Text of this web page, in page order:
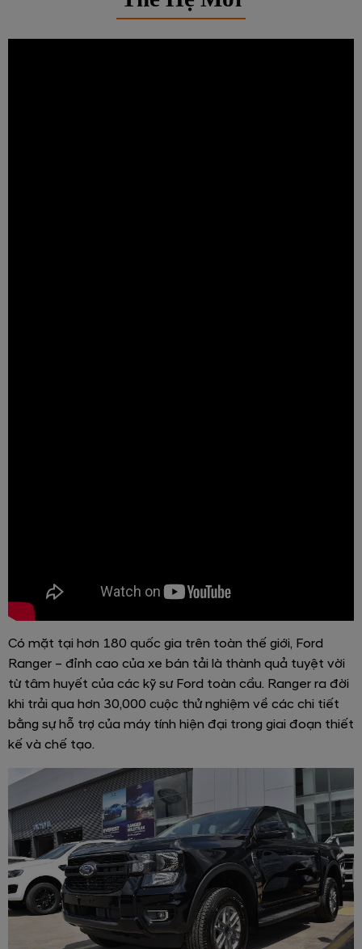
Có mặt tại hơn 180 quốc gia trên toàn thế giới, Ford
Ranger – đỉnh cao của xe bán tải là thành quả tuyệt vời
từ tâm huyết của các kỹ sư Ford toàn cầu. Ranger ra đời
khi trải qua hơn 30,000 cuộc thử nghiệm về các chi tiết
bằng sự hỗ trợ của máy tính hiện đại trong giai đoạn thiết
kế và chế tạo.